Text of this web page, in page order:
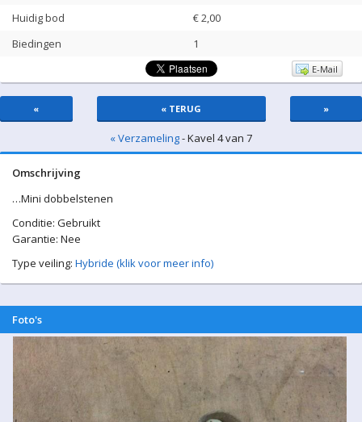
Huidig bod
€2,00
Biedingen
1
E-Mail
« « TERUG »
« Verzameling- Kavel 4 van 7
Omschrijving
…Mini dobbelstenen
Conditie: Gebruikt
Garantie: Nee
Type veiling: Hybride (klik voor meer info)
Foto's